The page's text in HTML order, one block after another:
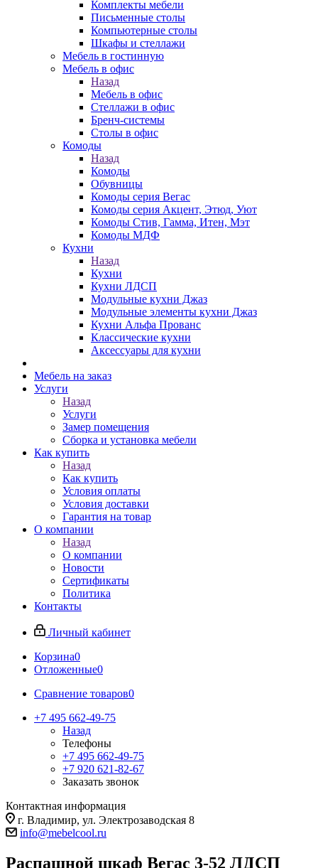
Комплекты мебели
Письменные столы
Компьютерные столы
Шкафы и стеллажи
Мебель в гостинную
Мебель в офис
Назад
Мебель в офис
Стеллажи в офис
Бренч-системы
Столы в офис
Комоды
Назад
Комоды
Обувницы
Комоды серия Вегас
Комоды серия Акцент, Этюд, Уют
Комоды Стив, Гамма, Итен, Мэт
Комоды МДФ
Кухни
Назад
Кухни
Кухни ЛДСП
Модульные кухни Джаз
Модульные элементы кухни Джаз
Кухни Альфа Прованс
Классические кухни
Аксессуары для кухни
Мебель на заказ
Услуги
Назад
Услуги
Замер помещения
Сборка и установка мебели
Как купить
Назад
Как купить
Условия оплаты
Условия доставки
Гарантия на товар
О компании
Назад
О компании
Новости
Сертификаты
Политика
Контакты
Личный кабинет
Корзина0
Отложенные0
Сравнение товаров0
+7 495 662-49-75
Назад
Телефоны
+7 495 662-49-75
+7 920 621-82-67
Заказать звонок
Контактная информация
г. Владимир, ул. Электрозаводская 8
info@mebelcool.ru
Распашной шкаф Вегас 3-52 ЛДСП